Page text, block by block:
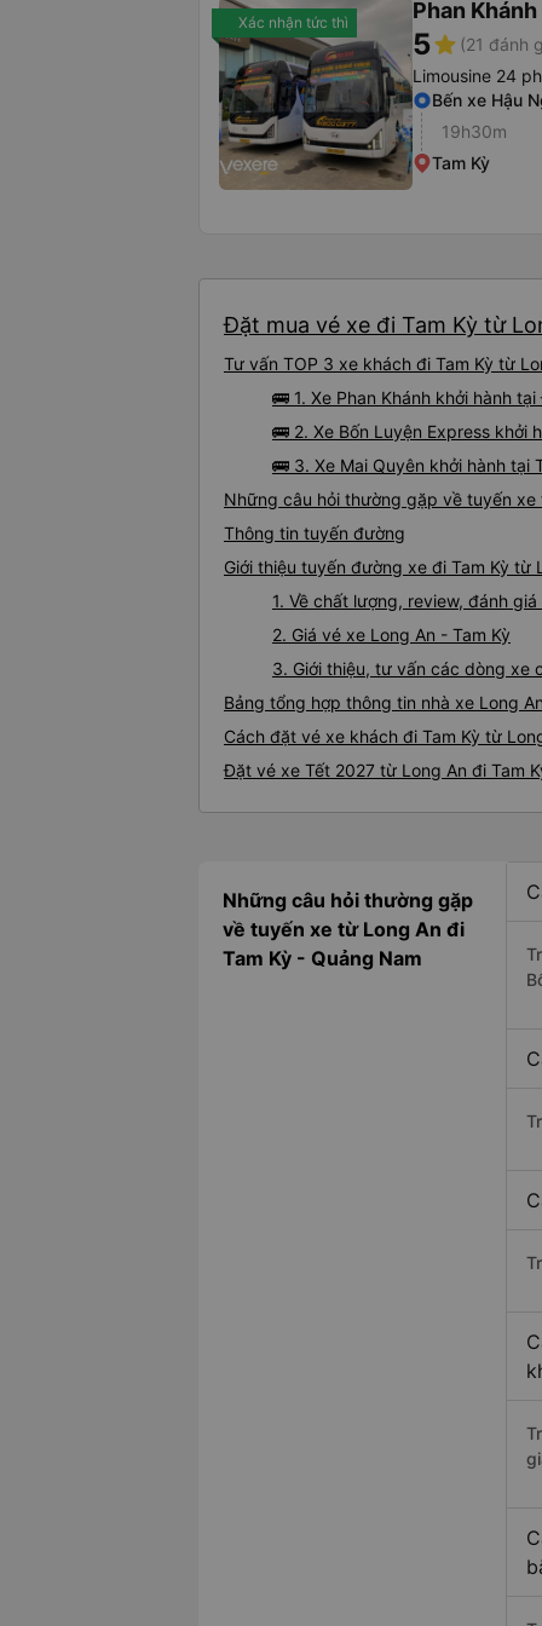
Xác nhận tức thì Phan Khánh
5star (21 đánh
Limousine 24
Bến xe Hậu
19h30m
Tam Kỳ
Đặt mua vé xe đi Tam Kỳ từ
Tư vấn TOP 3 xe khách đi Tam Kỳ từ
🚌 1. Xe Phan Khánh khởi hành
🚌 2. Xe Bốn Luyện Express khởi
🚌 3. Xe Mai Quyên khởi hành tại
Những câu hỏi thường gặp về tuyến xe
Thông tin tuyến đường
Giới thiệu tuyến đường xe đi Tam Kỳ từ
1. Về chất lượng, review, đánh
2. Giá vé xe Long An - Tam Kỳ
3. Giới thiệu, tư vấn các dòng xe
Bảng tổng hợp thông tin nhà xe Long
Cách đặt vé xe khách đi Tam Kỳ từ
Đặt vé xe Tết 2027 từ Long An đi Tam
Những câu hỏi thường gặp
về tuyến xe từ Long An đi
Tam Kỳ - Quảng Nam